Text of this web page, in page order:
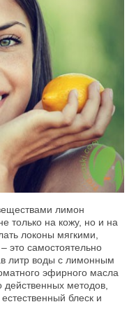
лимон
только на кожу, но и на
локоны мягкими,
это самостоятельно
литр воды с лимонным
эфирного масла
действенных методов,
блеск и